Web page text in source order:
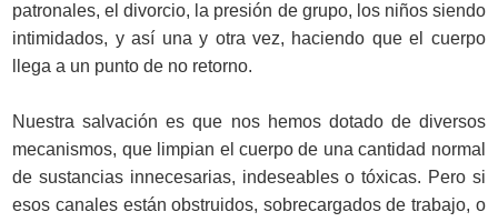
patronales, el divorcio, la presión de grupo, los niños siendo
intimidados, y así una y otra vez, haciendo que el cuerpo
llega a un punto de no retorno.
Nuestra salvación es que nos hemos dotado de diversos
mecanismos, que limpian el cuerpo de una cantidad normal
de sustancias innecesarias, indeseables o tóxicas. Pero si
esos canales están obstruidos, sobrecargados de trabajo, o